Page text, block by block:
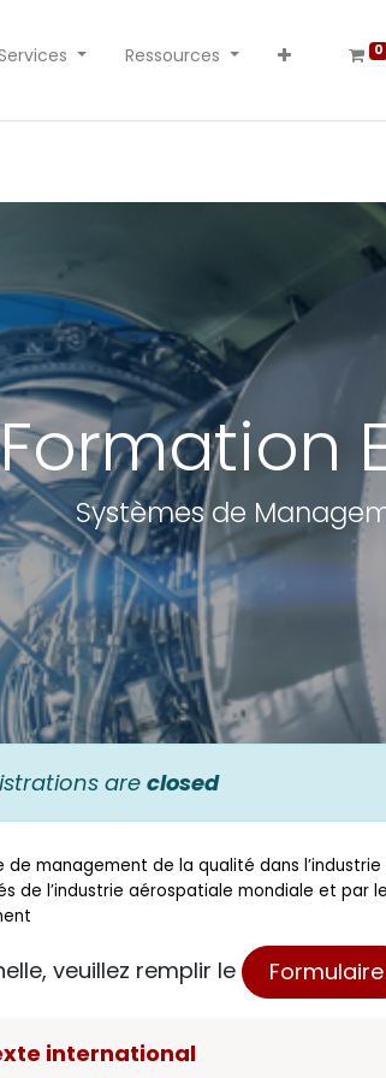
Ressources 0
Formation
Systèmes de
are closed
management de la qualité dans
de l’industrie aérospatiale mondiale et par
veuillez remplir le Formulaire
international